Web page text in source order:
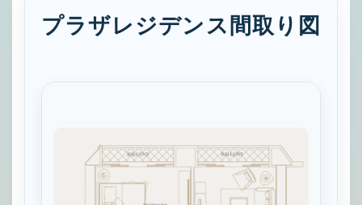
プラザレジデンス間取り図